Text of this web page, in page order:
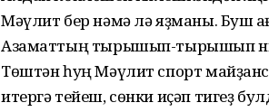
Мәүлит бер нәмә лә яҙманы. Буш
Азаматтың тырышып-тырышып
Төштән һуң Мәүлит спорт
итергә тейеш, сөнки иҫәп тигеҙ